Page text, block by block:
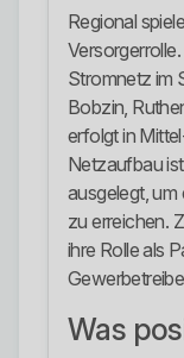
Regional
Stromnetz im
Bobzin,
erfolgt in
Netzaufbau
ausgelegt, um
zu erreichen.
ihre Rolle als
Was